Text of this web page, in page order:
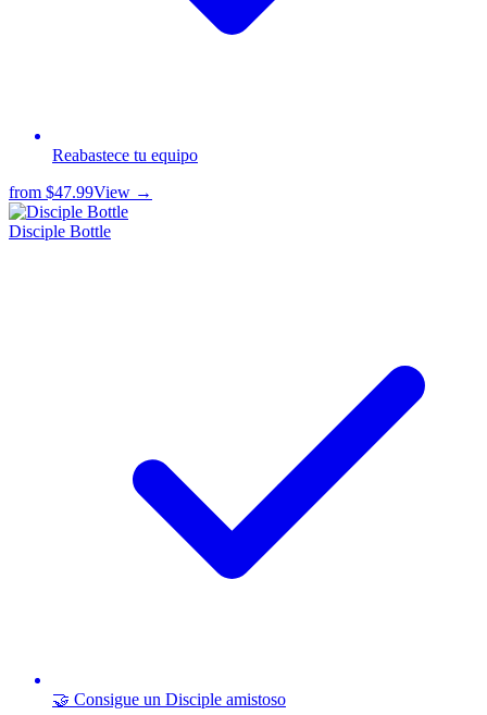
Reabastece tu equipo
from $47.99View →
Disciple Bottle
🤝 Consigue un Disciple amistoso